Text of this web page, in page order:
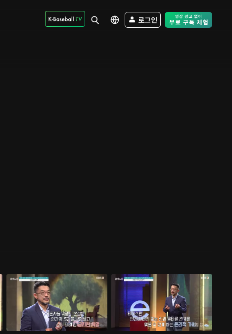
로그인 Free Trial -